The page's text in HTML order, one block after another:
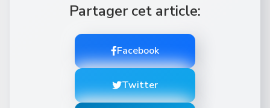
Partager cet article:
Facebook
Twitter